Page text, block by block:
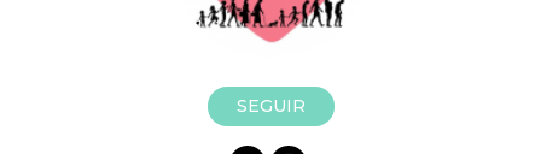
SEGUIR